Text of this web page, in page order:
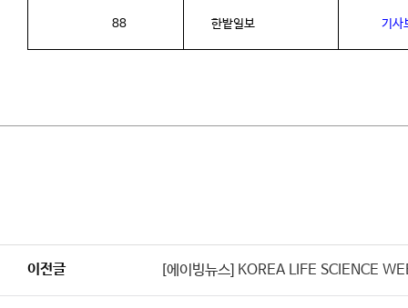
88 한밭일보 기사
이전글 [에이빙뉴스] KOREA LIFE SCIENCE